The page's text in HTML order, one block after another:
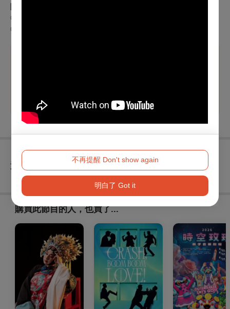
不再提醒 Don't show again
明白了 Got it
◎
◎
退換須知 查看
購買此節目的人，也買了...